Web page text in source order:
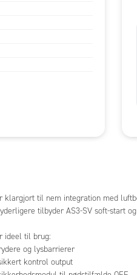
klargjort til nem integration med
tilbyder AS3-SV soft-start
ideel til brug:
og lysbarrierer
kontrol output